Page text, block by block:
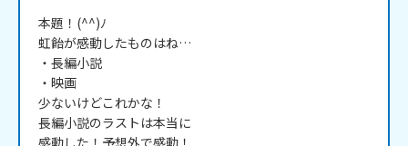
本題！(^^)ﾉ
虹飴が感動したものはね…
・長編小説
・映画
少ないけどこれかな！
長編小説のラストは本当に